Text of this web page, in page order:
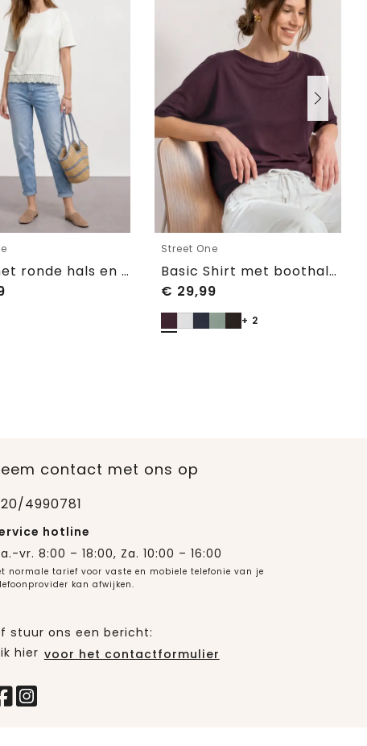
Shirt met ronde hals en kant
Street One
Basic Shirt met boothals en elastische zoom
€ 29,99
+ 2
contact met ons op
4990781
hotline
vr. 8:00 – 18:00, Za. 10:00 – 16:00
normale tarief voor vaste en mobiele telefonie van je
kan afwijken.
stuur ons een bericht:
hier voor het contactformulier